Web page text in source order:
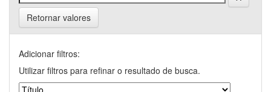
Retornar valores
Adicionar filtros:
Utilizar filtros para refinar o resultado de busca.